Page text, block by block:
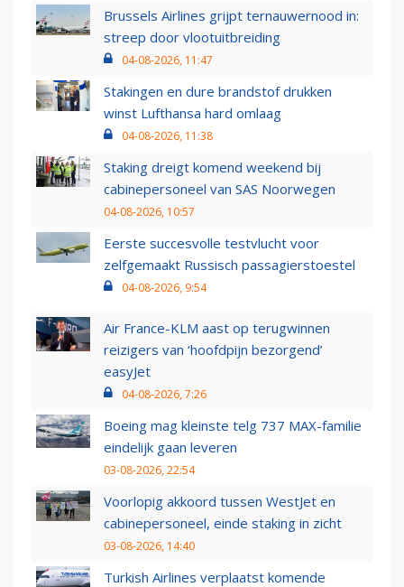
Brussels Airlines grijpt ternauwernood in:
streep door vlootuitbreiding
04-08-2026, 11:47
Stakingen en dure brandstof drukken
winst Lufthansa hard omlaag
04-08-2026, 11:38
Staking dreigt komend weekend bij
cabinepersoneel van SAS Noorwegen
04-08-2026, 10:57
Eerste succesvolle testvlucht voor
zelfgemaakt Russisch passagierstoestel
04-08-2026, 9:54
Air France-KLM aast op terugwinnen
reizigers van ‘hoofdpijn bezorgend’
easyJet
04-08-2026, 7:26
Boeing mag kleinste telg 737 MAX-familie
eindelijk gaan leveren
03-08-2026, 22:54
Voorlopig akkoord tussen WestJet en
cabinepersoneel, einde staking in zicht
03-08-2026, 14:40
Turkish Airlines verplaatst komende